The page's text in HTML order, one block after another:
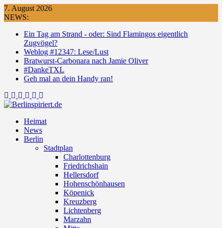
Skip
to
7. August 2026
NEWS:
Ein Tag am Strand - oder: Sind Flamingos eigentlich
Zugvögel?
Weblog #12347: Lese/Lust
Bratwurst-Carbonara nach Jamie Oliver
#DankeTXL
Geh mal an dein Handy ran!
Heimat
News
Berlin
Stadtplan
Charlottenburg
Friedrichshain
Hellersdorf
Hohenschönhausen
Köpenick
Kreuzberg
Lichtenberg
Marzahn